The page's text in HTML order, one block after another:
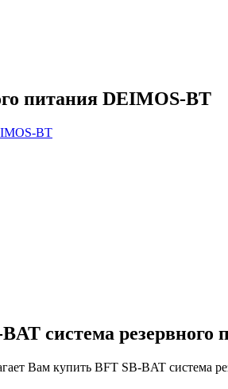
питания DEIMOS-BT
система
Вам купить BFT SB-BAT система